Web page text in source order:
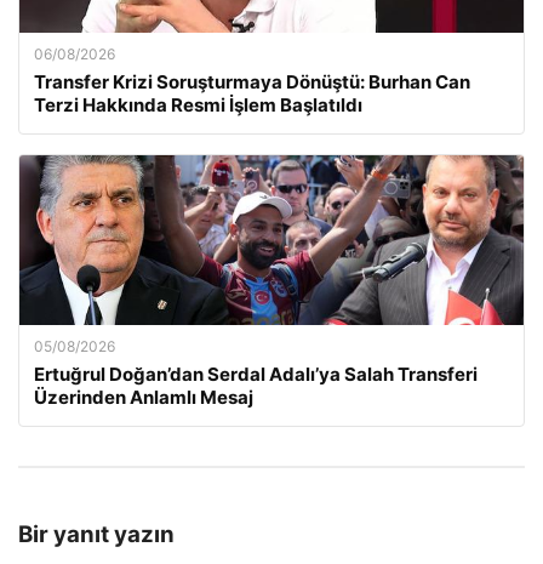
06/08/2026
Transfer Krizi Soruşturmaya Dönüştü: Burhan Can
Terzi Hakkında Resmi İşlem Başlatıldı
05/08/2026
Ertuğrul Doğan’dan Serdal Adalı’ya Salah Transferi
Üzerinden Anlamlı Mesaj
Bir yanıt yazın